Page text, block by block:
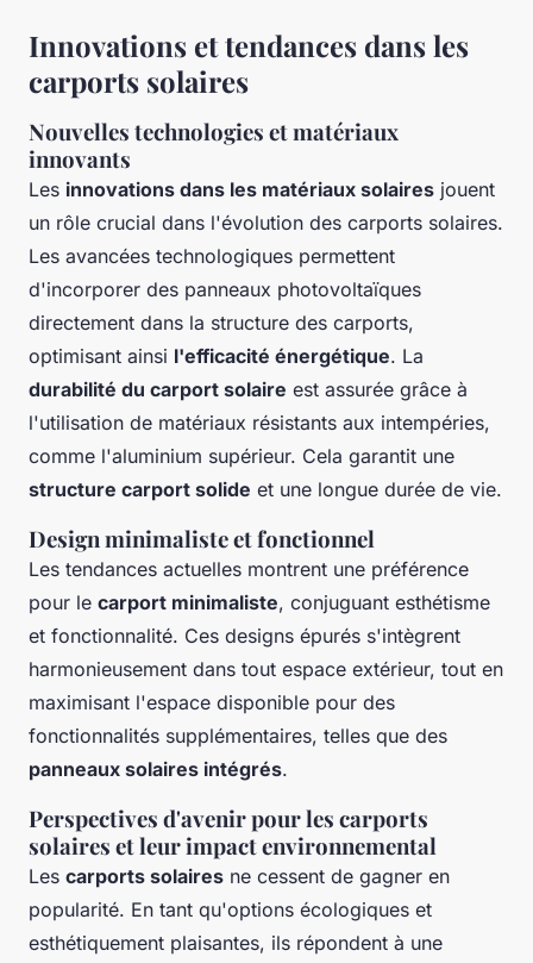
Innovations et tendances dans les
carports solaires
Nouvelles technologies et matériaux
innovants
Les innovations dans les matériaux solaires jouent
un rôle crucial dans l'évolution des carports solaires.
Les avancées technologiques permettent
d'incorporer des panneaux photovoltaïques
directement dans la structure des carports,
optimisant ainsi l'efficacité énergétique. La
durabilité du carport solaire est assurée grâce à
l'utilisation de matériaux résistants aux intempéries,
comme l'aluminium supérieur. Cela garantit une
structure carport solide et une longue durée de vie.
Design minimaliste et fonctionnel
Les tendances actuelles montrent une préférence
pour le carport minimaliste, conjuguant esthétisme
et fonctionnalité. Ces designs épurés s'intègrent
harmonieusement dans tout espace extérieur, tout en
maximisant l'espace disponible pour des
fonctionnalités supplémentaires, telles que des
panneaux solaires intégrés.
Perspectives d'avenir pour les carports
solaires et leur impact environnemental
Les carports solaires ne cessent de gagner en
popularité. En tant qu'options écologiques et
esthétiquement plaisantes, ils répondent à une